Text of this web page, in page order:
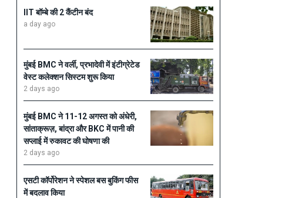
IIT बॉम्बे की 2 कैंटीन बंद
a day ago
मुंबई BMC ने वर्ली, प्रभादेवी में इंटीग्रेटेड
वेस्ट कलेक्शन सिस्टम शुरू किया
2 days ago
मुंबई BMC ने 11-12 अगस्त को अंधेरी,
सांताक्रूज़, बांद्रा और BKC में पानी की
सप्लाई में रुकावट की घोषणा की
2 days ago
एसटी कॉर्पोरेशन ने स्पेशल बस बुकिंग फीस
में बदलाव किया